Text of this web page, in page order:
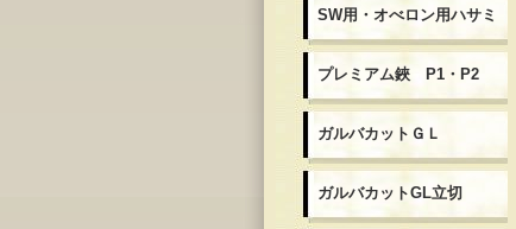
SW用・オべロン用ハサミ
プレミアム鋏 P1・P2
ガルバカットＧＬ
ガルバカットGL立切